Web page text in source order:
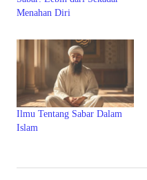
Menahan Diri
Ilmu Tentang Sabar Dalam
Islam